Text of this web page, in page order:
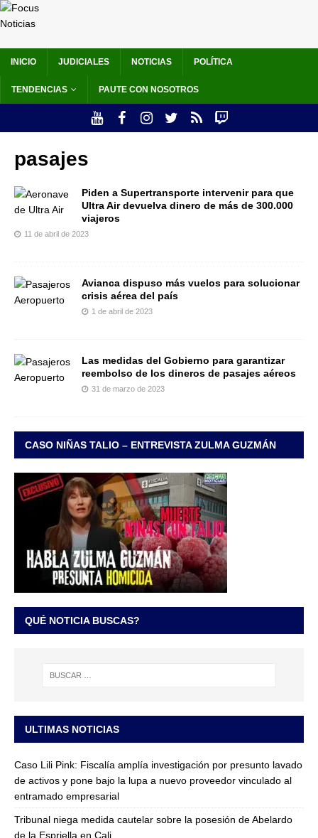
INICIO JUDICIALES NOTICIAS POLÍTICA
TENDENCIAS PAUTE CON NOSOTROS
pasajes
Piden a Supertransporte intervenir para que
Ultra Air devuelva dinero de más de 300.000
viajeros
11 de abril de 2023
Avianca dispuso más vuelos para solucionar
crisis aérea del país
1 de abril de 2023
Las medidas del Gobierno para garantizar
reembolso de los dineros de pasajes aéreos
31 de marzo de 2023
CASO NIÑAS TALIO – ENTREVISTA ZULMA GUZMÁN
QUÉ NOTICIA BUSCAS?
ULTIMAS NOTICIAS
Caso Lili Pink: Fiscalía amplía investigación por presunto lavado
de activos y pone bajo la lupa a nuevo proveedor vinculado al
entramado empresarial
Tribunal niega medida cautelar sobre la posesión de Abelardo
de la Espriella en Cali